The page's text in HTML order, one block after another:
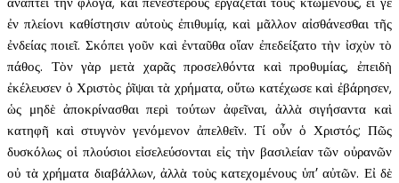
ἐν πλείονι καθίστησιν αὐτοὺς ἐπιθυμίᾳ, καὶ μᾶλλον αἰσθάνεσθαι τῆς
ἐνδείας ποιεῖ. Σκόπει γοῦν καὶ ἐνταῦθα οἵαν ἐπεδείξατο τὴν ἰσχὺν τὸ
πάθος. Τὸν γὰρ μετὰ χαρᾶς προσελθόντα καὶ προθυμίας, ἐπειδὴ
ἐκέλευσεν ὁ Χριστὸς ῥῖψαι τὰ χρήματα, οὕτω κατέχωσε καὶ ἐβάρησεν,
ὡς μηδὲ ἀποκρίνασθαι περὶ τούτων ἀφεῖναι, ἀλλὰ σιγήσαντα καὶ
κατηφῆ καὶ στυγνὸν γενόμενον ἀπελθεῖν. Τί οὖν ὁ Χριστός; Πῶς
δυσκόλως οἱ πλούσιοι εἰσελεύσονται εἰς τὴν βασιλείαν τῶν οὐρανῶν
οὐ τὰ χρήματα διαβάλλων, ἀλλὰ τοὺς κατεχομένους ὑπ’ αὐτῶν. Εἰ δὲ